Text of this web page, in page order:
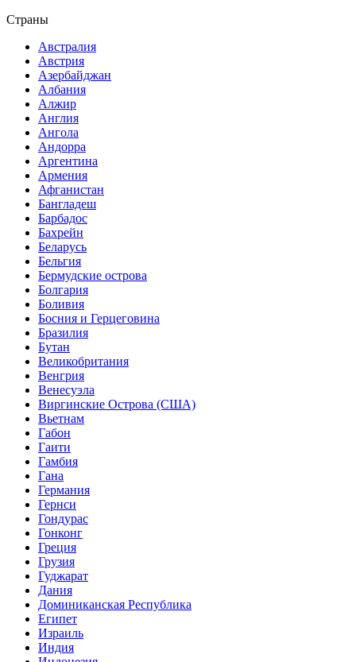
Страны
Австралия
Австрия
Азербайджан
Албания
Алжир
Англия
Ангола
Андорра
Аргентина
Армения
Афганистан
Бангладеш
Барбадос
Бахрейн
Беларусь
Бельгия
Бермудские острова
Болгария
Боливия
Босния и Герцеговина
Бразилия
Бутан
Великобритания
Венгрия
Венесуэла
Виргинские Острова (США)
Вьетнам
Габон
Гаити
Гамбия
Гана
Германия
Гернси
Гондурас
Гонконг
Греция
Грузия
Гуджарат
Дания
Доминиканская Республика
Египет
Израиль
Индия